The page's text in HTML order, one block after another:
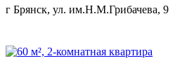
г Брянск, ул. им.Н.М.Грибачева, 9